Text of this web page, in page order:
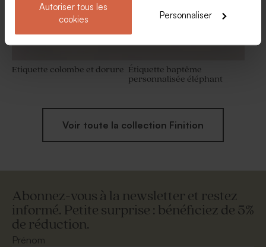
Autoriser tous les
cookies
Personnaliser
Etiquette colombe et dorure Étiquette baptême
personnalisée éléphant
Voir toute la collection Finition
Abonnez-vous à la newsletter et restez
informé. Petite surprise : bénéficiez de 5%
de réduction.
Prénom